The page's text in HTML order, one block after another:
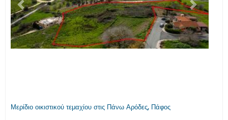
Προηγούμενο Επόμενο
Μερίδιο οικιστικού τεμαχίου στις Πάνω Αρόδες, Πάφος